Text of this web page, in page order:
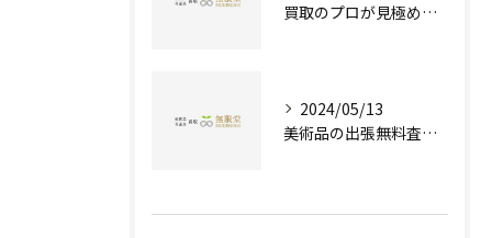
買取のプロが見極める！骨董品の価値と査定とは？
2024/05/13
美術品の出張無料査定 | 一万点以上の実績で信頼の骨董品買取専門店